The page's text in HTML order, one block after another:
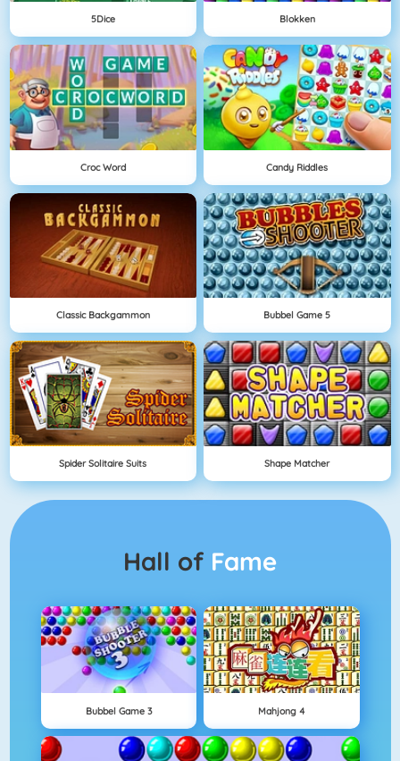
5Dice Blokken
Croc Word Candy Riddles
Classic Backgammon Bubbel Game 5
Spider Solitaire Suits Shape Matcher
Hall of Fame
Bubbel Game 3 Mahjong 4